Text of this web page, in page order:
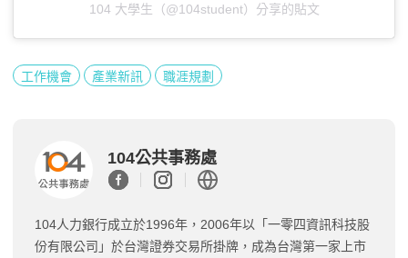
104 大學生（@104student）分享的貼文
工作機會 產業新訊 職涯規劃
104公共事務處
104人力銀行成立於1996年，2006年以「一零四資訊科技股
份有限公司」於台灣證券交易所掛牌，成為台灣第一家上市